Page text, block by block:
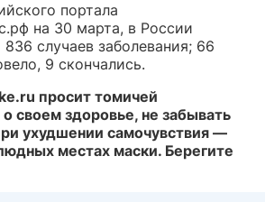
портала
на 30 марта, в России
случаев заболевания; 66
9 скончались.
просит томичей
своем здоровье, не забывать
ухудшении самочувствия —
местах маски. Берегите